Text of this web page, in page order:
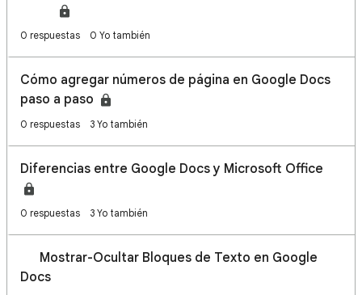
0 respuestas 0 Yo también
Cómo agregar números de página en Google Docs
paso a paso
0 respuestas 3 Yo también
Diferencias entre Google Docs y Microsoft Office
0 respuestas 3 Yo también
📝 Mostrar-Ocultar Bloques de Texto en Google
Docs